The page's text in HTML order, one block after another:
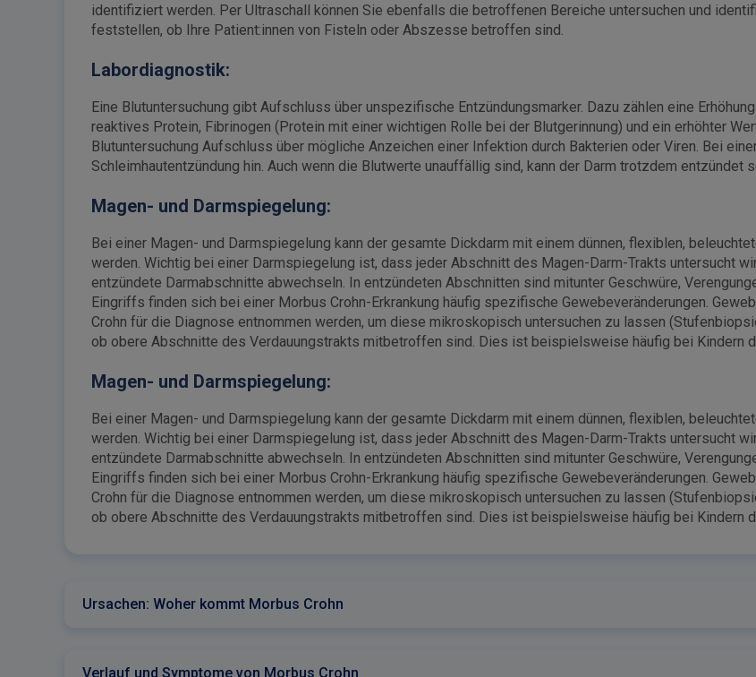
identifiziert werden. Per Ultraschall können Sie ebenfalls die betroffenen Bereiche untersuchen und
feststellen, ob Ihre Patient:innen von Fisteln oder Abszesse betroffen sind.
Labordiagnostik:
Eine Blutuntersuchung gibt Aufschluss über unspezifische Entzündungsmarker. Dazu zählen eine
reaktives Protein, Fibrinogen (Protein mit einer wichtigen Rolle bei der Blutgerinnung) und ein erhöhter
Blutuntersuchung Aufschluss über mögliche Anzeichen einer Infektion durch Bakterien oder Viren. Bei
Schleimhautentzündung hin. Auch wenn die Blutwerte unauffällig sind, kann der Darm trotzdem entzündet
Magen- und Darmspiegelung:
Bei einer Magen- und Darmspiegelung kann der gesamte Dickdarm mit einem dünnen, flexiblen,
werden. Wichtig bei einer Darmspiegelung ist, dass jeder Abschnitt des Magen-Darm-Trakts untersucht
entzündete Darmabschnitte abwechseln. In entzündeten Abschnitten sind mitunter Geschwüre,
Eingriffs finden sich bei einer Morbus Crohn-Erkrankung häufig spezifische Gewebeveränderungen.
Crohn für die Diagnose entnommen werden, um diese mikroskopisch untersuchen zu lassen
ob obere Abschnitte des Verdauungstrakts mitbetroffen sind. Dies ist beispielsweise häufig bei Kindern
Magen- und Darmspiegelung:
Bei einer Magen- und Darmspiegelung kann der gesamte Dickdarm mit einem dünnen, flexiblen,
werden. Wichtig bei einer Darmspiegelung ist, dass jeder Abschnitt des Magen-Darm-Trakts untersucht
entzündete Darmabschnitte abwechseln. In entzündeten Abschnitten sind mitunter Geschwüre,
Eingriffs finden sich bei einer Morbus Crohn-Erkrankung häufig spezifische Gewebeveränderungen.
Crohn für die Diagnose entnommen werden, um diese mikroskopisch untersuchen zu lassen
ob obere Abschnitte des Verdauungstrakts mitbetroffen sind. Dies ist beispielsweise häufig bei Kindern
Ursachen: Woher kommt Morbus Crohn
Verlauf und Symptome von Morbus Crohn